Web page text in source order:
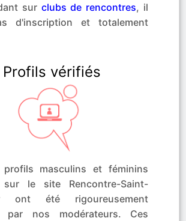
sur clubs de rencontres, il
d'inscription et totalement
Profils vérifiés
masculins et féminins
sur le site Rencontre-Saint-
ont été rigoureusement
par nos modérateurs. Ces